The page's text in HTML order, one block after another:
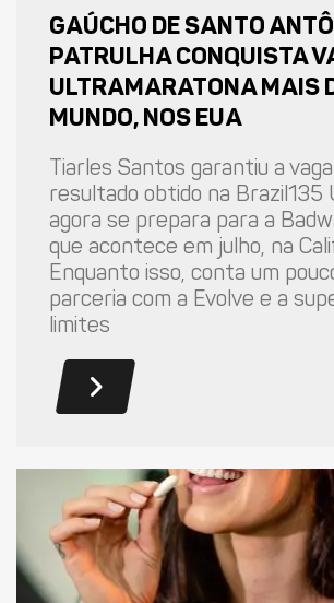
GAÚCHO DE SANTO
PATRULHA CONQUISTA
ULTRAMARATONA MAIS
MUNDO, NOS EUA
Tiarles Santos garantiu a
resultado obtido na Brazil135
agora se prepara para a
que acontece em julho, na
Enquanto isso, conta um
parceria com a Evolve e a
limites